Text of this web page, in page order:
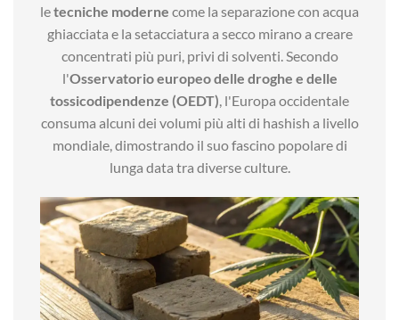
letecniche moderne come la separazione con acqua
ghiacciata e la setacciatura a secco mirano a creare
concentrati più puri, privi di solventi. Secondo
l'Osservatorio europeo delle droghe e delle
tossicodipendenze (OEDT), l'Europa occidentale
consuma alcuni dei volumi più alti di hashish a livello
mondiale, dimostrando il suo fascino popolare di
lunga data tra diverse culture.